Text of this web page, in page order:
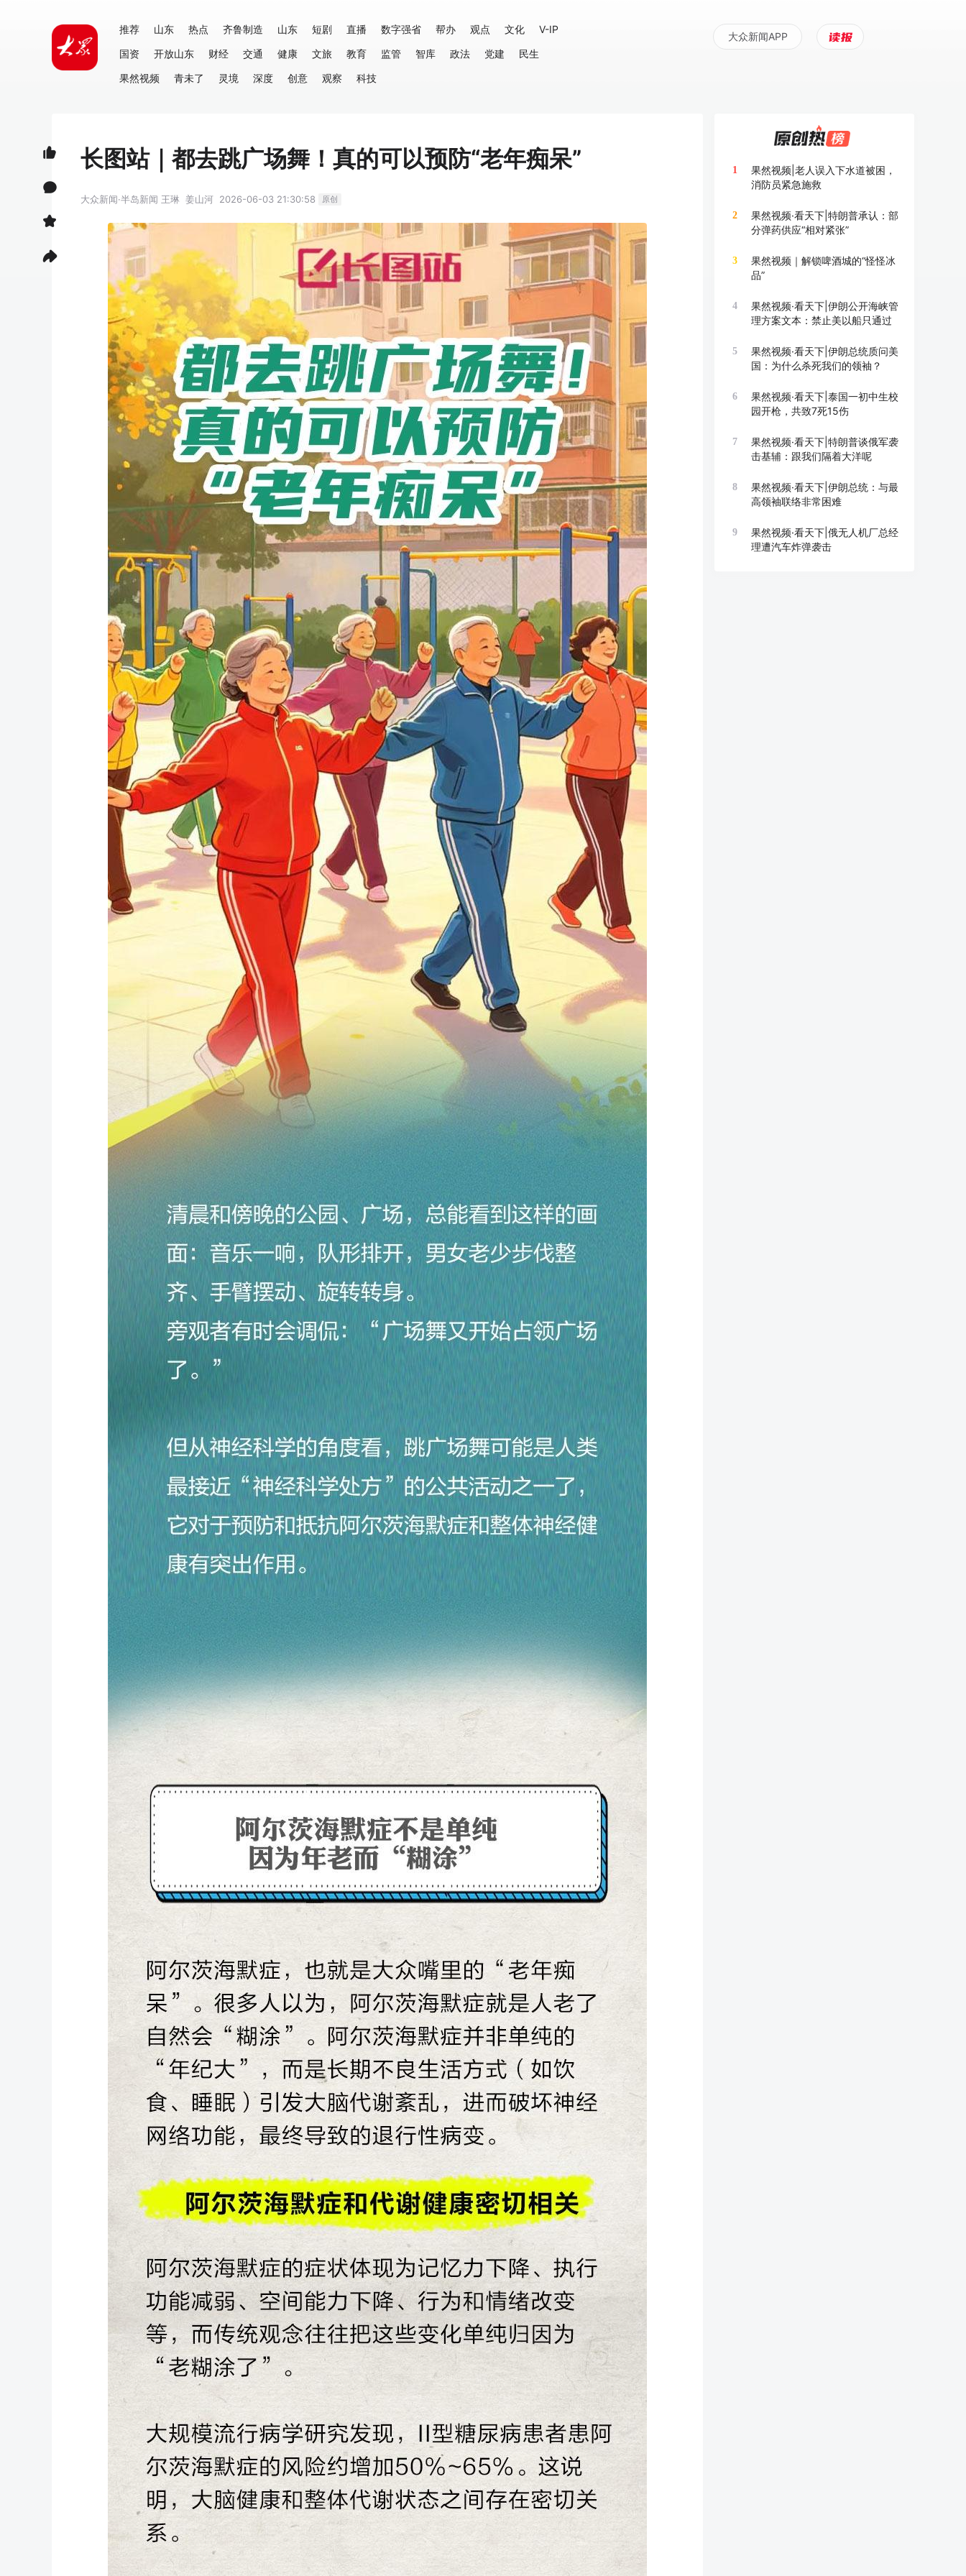
推荐 山东 热点 齐鲁制造 山东 短剧 直播 数字强省 帮办 观点 文化
V-IP
国资
开放山东 财经 交通 健康 文旅 教育 监管 智库 政法 党建
民生
果然视频
青未了 灵境 深度 创意 观察 科技
大众新闻APP
长图站｜都去跳广场舞！真的可以预防“老年痴呆”
大众新闻·半岛新闻 王琳 姜山河 2026-06-03 21:30:58 原创
1
果然视频|老人误入下水道被困，
消防员紧急施救
2
果然视频·看天下|特朗普承认：部
分弹药供应“相对紧张”
3
果然视频｜解锁啤酒城的“怪怪冰
品”
4
果然视频·看天下|伊朗公开海峡管
理方案文本：禁止美以船只通过
5
果然视频·看天下|伊朗总统质问美
国：为什么杀死我们的领袖？
6
果然视频·看天下|泰国一初中生校
园开枪，共致7死15伤
7
果然视频·看天下|特朗普谈俄军袭
击基辅：跟我们隔着大洋呢
8
果然视频·看天下|伊朗总统：与最
高领袖联络非常困难
9
果然视频·看天下|俄无人机厂总经
理遭汽车炸弹袭击